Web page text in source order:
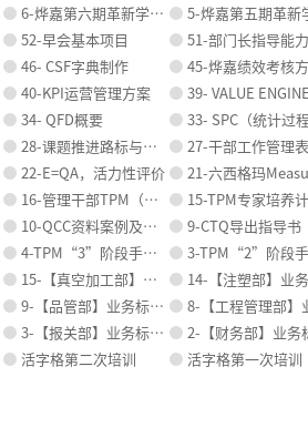
6-烨嘉第六期革新学校活动资料
5-烨嘉第五期革新学校活动
52-早会基本项目
51-部门长指导能力提升
46- CSF字典制作
45-烨嘉绩效考核
40-KPI运营管理方案
39- VALUE ENGINEERING （VE培训资料）
34- QFD概要
33- SPC（统计过程控制
28-课题推进路标与模板
27-干部工作管理表
22-E=QA，活力性评价
21-六西格玛Measure测量
16-管理干部TPM（案例）
15-TPM专家培养计划 （案例）
10-QCC资料案例及课题运营管理方法
9-CTQ导出指导书
4-TPM“3”阶段手册(旧版)
3-TPM“2”阶段手册(旧版)
15-【真空加工部】业务标准说明书
14-【注塑部】业务标准说明书
9-【品管部】业务标准说明书
8-【工程管理部】业务标准说
3-【报关部】业务标准说明书
2-【财务部】业务标准说
活字格第二次培训
活字格第一次培训